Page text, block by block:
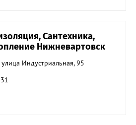
Сантехника,
Нижневартовск
Индустриальная, 95